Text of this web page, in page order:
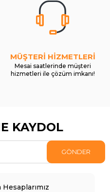
MÜŞTERİ HİZMETLERİ
Mesai saatlerinde müşteri
hizmetleri ile çözüm imkanı!
KAYDOL
GÖNDER